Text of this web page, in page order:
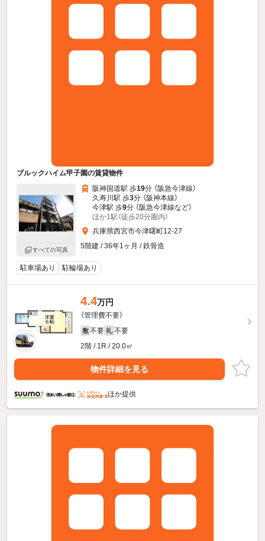
ブルックハイム甲子園の賃貸物件
すべての写真
阪神国道駅 歩19分 （阪急今津線）
久寿川駅 歩3分 （阪神本線）
今津駅 歩9分 （阪急今津線など）
ほか1駅（徒歩20分圏内）
兵庫県西宮市今津曙町12-27
5階建 / 36年1ヶ月 / 鉄骨造
駐車場あり 駐輪場あり
4.4万円
（管理費不要）
敷 不要 礼 不要
2階 / 1R / 20.0㎡
物件詳細を見る
ほか提供